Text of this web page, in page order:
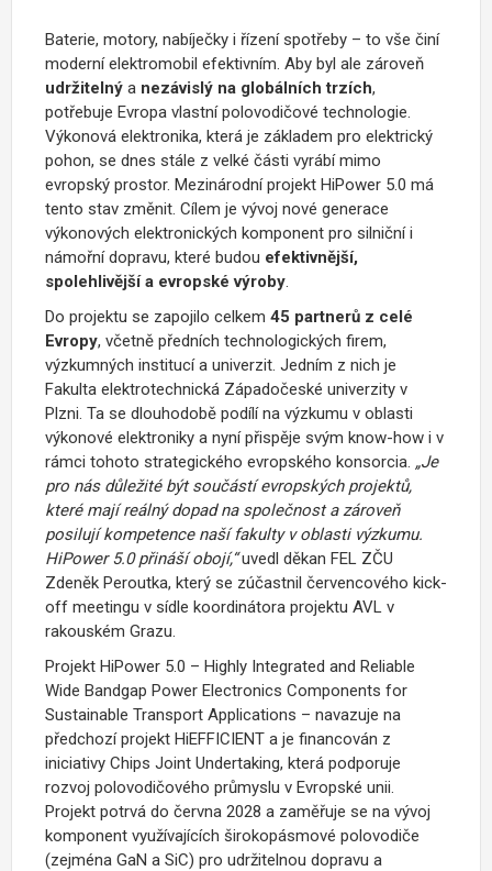
Baterie, motory, nabíječky i řízení spotřeby – to vše činí
moderní elektromobil efektivním. Aby byl ale zároveň
udržitelný a nezávislý na globálních trzích,
potřebuje Evropa vlastní polovodičové technologie.
Výkonová elektronika, která je základem pro elektrický
pohon, se dnes stále z velké části vyrábí mimo
evropský prostor. Mezinárodní projekt HiPower 5.0 má
tento stav změnit. Cílem je vývoj nové generace
výkonových elektronických komponent pro silniční i
námořní dopravu, které budou efektivnější,
spolehlivější a evropské výroby.
Do projektu se zapojilo celkem 45 partnerů z celé
Evropy, včetně předních technologických firem,
výzkumných institucí a univerzit. Jedním z nich je
Fakulta elektrotechnická Západočeské univerzity v
Plzni. Ta se dlouhodobě podílí na výzkumu v oblasti
výkonové elektroniky a nyní přispěje svým know-how i v
rámci tohoto strategického evropského konsorcia. „Je
pro nás důležité být součástí evropských projektů,
které mají reálný dopad na společnost a zároveň
posilují kompetence naší fakulty v oblasti výzkumu.
HiPower 5.0 přináší obojí,“uvedl děkan FEL ZČU
Zdeněk Peroutka, který se zúčastnil červencového kick-
off meetingu v sídle koordinátora projektu AVL v
rakouském Grazu.
Projekt HiPower 5.0 – Highly Integrated and Reliable
Wide Bandgap Power Electronics Components for
Sustainable Transport Applications – navazuje na
předchozí projekt HiEFFICIENT a je financován z
iniciativy Chips Joint Undertaking, která podporuje
rozvoj polovodičového průmyslu v Evropské unii.
Projekt potrvá do června 2028 a zaměřuje se na vývoj
komponent využívajících širokopásmové polovodiče
(zejména GaN a SiC) pro udržitelnou dopravu a